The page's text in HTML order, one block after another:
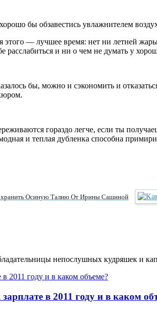
бы обзавестись увлажнителем
этого — лучшее время: нет ни летней
расслабиться и ни о чем не думать у
бы, можно и сэкономить и
гораздо легче, если ты
и теплая дубленка способна
Осиную Талию От Ирины Сашиной
непослушных кудряшек и
в 2011 году и в каком